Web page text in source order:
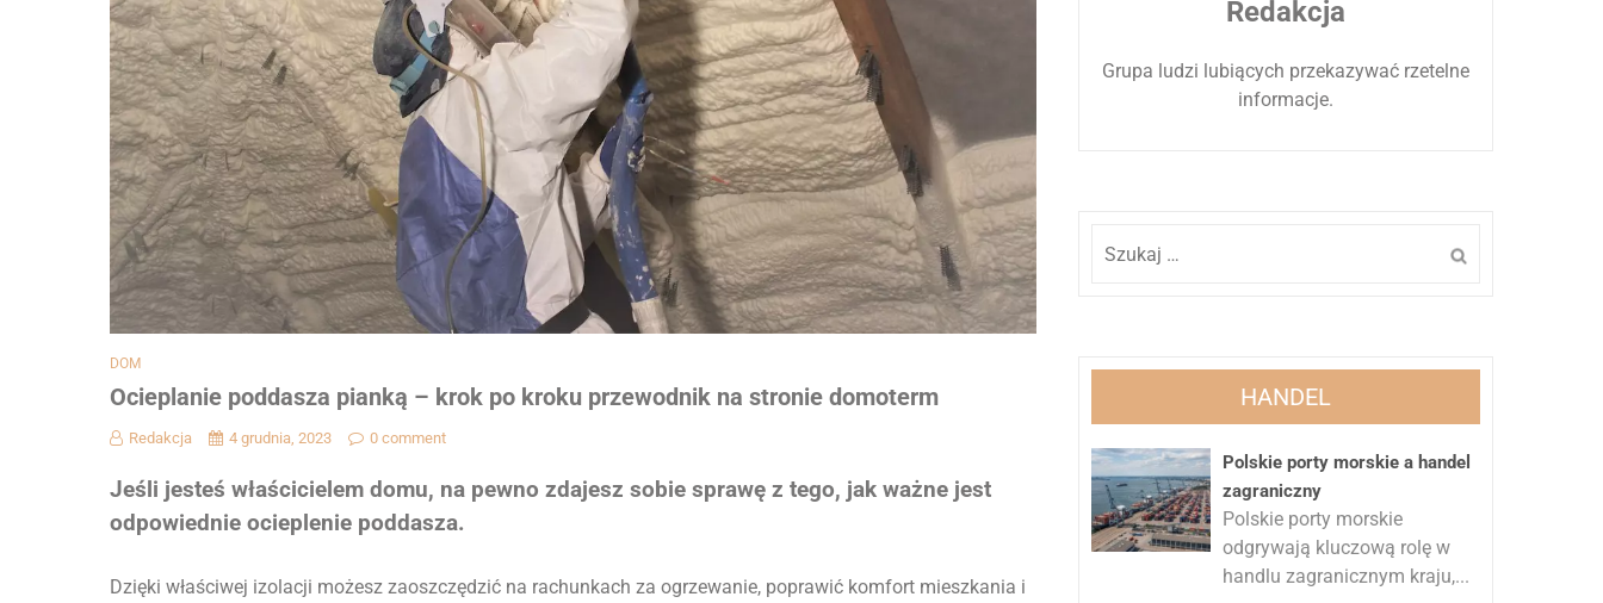
DOM
Ocieplanie poddasza pianką – krok po kroku przewodnik na stronie domoterm
Redakcja 4 grudnia, 2023 0 comment
Jeśli jesteś właścicielem domu, na pewno zdajesz sobie sprawę z tego, jak ważne jest
odpowiednie ocieplenie poddasza.
Dzięki właściwej izolacji możesz zaoszczędzić na rachunkach za ogrzewanie, poprawić komfort mieszkania i
Redakcja
Grupa ludzi lubiących przekazywać rzetelne
informacje.
HANDEL
Polskie porty morskie a handel
zagraniczny
Polskie porty morskie
odgrywają kluczową rolę w
handlu zagranicznym kraju,...